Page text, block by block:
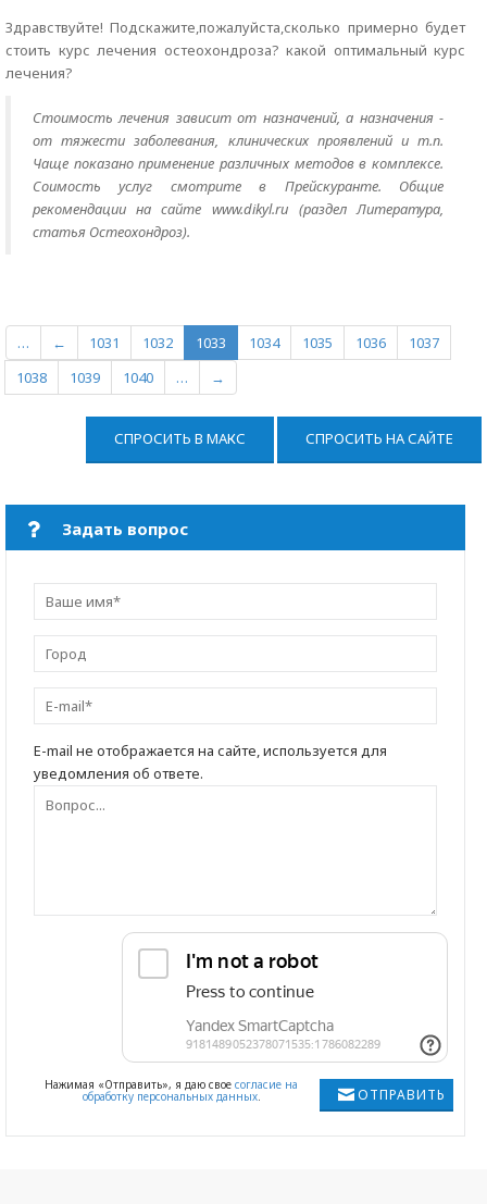
Здравствуйте! Подскажите,пожалуйста,сколько примерно будет
стоить курс лечения остеохондроза? какой оптимальный курс
лечения?
Стоимость лечения зависит от назначений, а назначения -
от тяжести заболевания, клинических проявлений и т.п.
Чаще показано применение различных методов в комплексе.
Соимость услуг смотрите в Прейскуранте. Общие
рекомендации на сайте www.dikyl.ru (раздел Литература,
статья Остеохондроз).
… ← 1031 1032 1033 1034 1035 1036
1037
1038
1039 1040 … →
СПРОСИТЬ В МАКС СПРОСИТЬ НА САЙТЕ
Задать вопрос
E-mail не отображается на сайте, используется для
уведомления об ответе.
ОТПРАВИТЬ
Нажимая «Отправить», я даю свое согласие на
обработку персональных данных.